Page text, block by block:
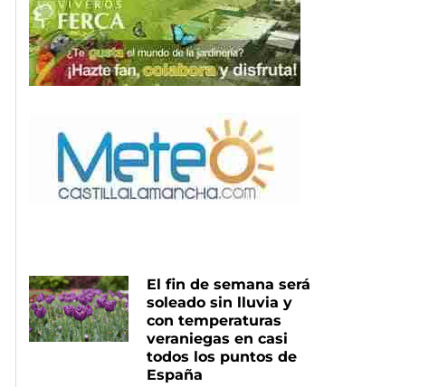
El fin de semana será
soleado sin lluvia y
con temperaturas
veraniegas en casi
todos los puntos de
España